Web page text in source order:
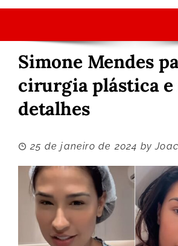
Simone Mendes
cirurgia plástica e
detalhes
25 de janeiro de 2024 by